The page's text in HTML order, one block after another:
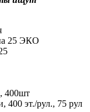
25 ЭКО
400шт
400 эт./рул., 75 рул